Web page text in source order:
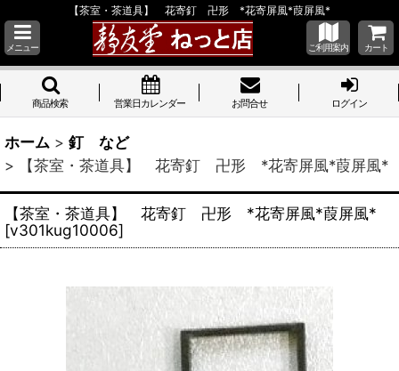
【茶室・茶道具】 花寄釘 卍形 *花寄屏風*葭屏風*
メニュー ご利用案内 カート
商品検索 営業日カレンダー お問合せ ログイン
ホーム > 釘 など
>
【茶室・茶道具】 花寄釘 卍形 *花寄屏風*葭屏風*
【茶室・茶道具】 花寄釘 卍形 *花寄屏風*葭屏風*
[v301kug10006]